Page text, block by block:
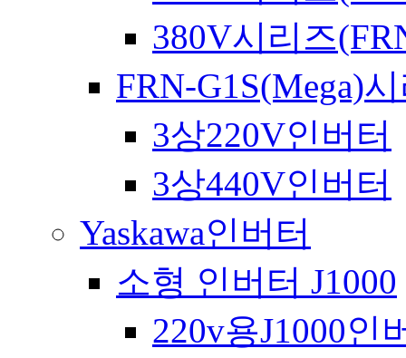
380V시리즈
FRN-G1S(Mega)
3상220V인버터
3상440V인버터
Yaskawa인버터
소형 인버터 J1000
220v용J1000인